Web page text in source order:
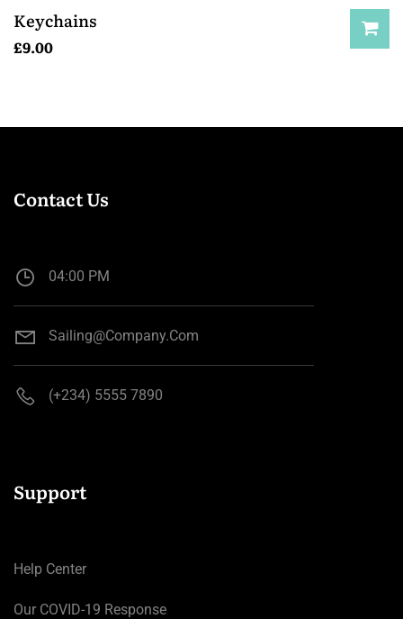
Keychains
£9.00
Contact Us
04:00 PM
Sailing@company.com
(+234) 5555 7890
Support
Help Center
Our COVID-19 Response